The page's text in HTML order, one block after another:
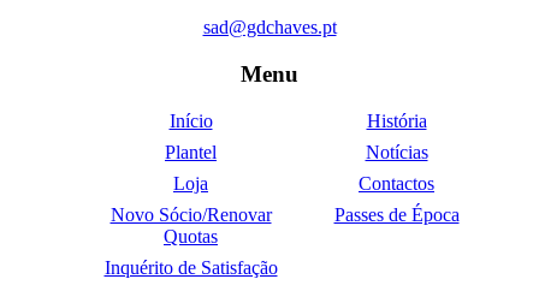
sad@gdchaves.pt
Menu
Início
História
Plantel
Notícias
Loja
Contactos
Novo Sócio/Renovar
Quotas
Passes de Época
Inquérito de Satisfação